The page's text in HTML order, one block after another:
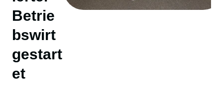
Betrie
bswirt
gestart
et